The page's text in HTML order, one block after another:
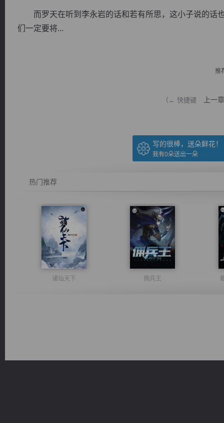
而罗天在听到李永岩的话和若有所思，这小子说的话
们一定要将...
推
（← 快捷键 上一章
写的很棒，送朵鲜花！
我有0朵送出一朵
热门推荐
诸仙天下 佣兵王